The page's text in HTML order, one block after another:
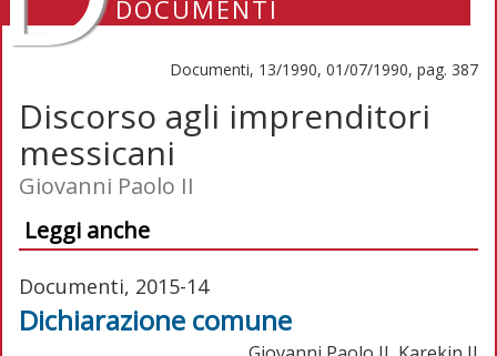
DOCUMENTI
Documenti, 13/1990, 01/07/1990, pag. 387
Discorso agli imprenditori
messicani
Giovanni Paolo II
Leggi anche
Documenti, 2015-14
Dichiarazione comune